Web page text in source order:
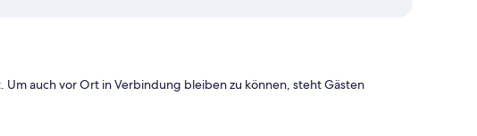
Um auch vor Ort in Verbindung bleiben zu können, steht Gästen